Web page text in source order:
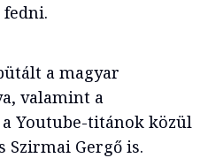
a magyar
valamint a
Youtube-titánok közül
Szirmai Gergő is.